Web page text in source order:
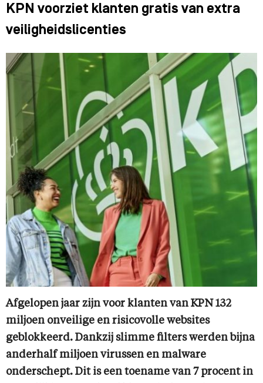
KPN voorziet klanten gratis van extra
veiligheidslicenties
Afgelopen jaar zijn voor klanten van KPN 132
miljoen onveilige en risicovolle websites
geblokkeerd. Dankzij slimme filters werden bijna
anderhalf miljoen virussen en malware
onderschept. Dit is een toename van 7 procent in